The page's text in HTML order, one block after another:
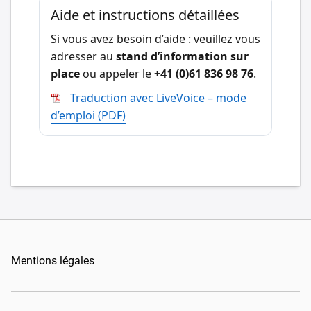
Aide et instructions détaillées
Si vous avez besoin d’aide : veuillez vous
adresser au stand d’information sur
placeou appeler le+41 (0)61 836 98 76.
Traduction avec LiveVoice – mode
d’emploi (PDF)
Mentions légales